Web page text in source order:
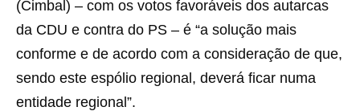
(Cimbal) – com os votos favoráveis dos autarcas
da CDU e contra do PS – é “a solução mais
conforme e de acordo com a consideração de que,
sendo este espólio regional, deverá ficar numa
entidade regional”.